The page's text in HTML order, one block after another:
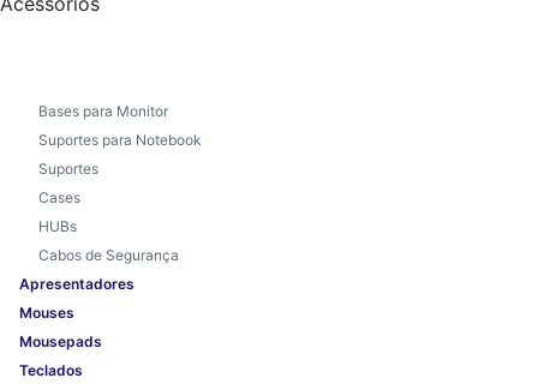
Bases para Monitor
Suportes para Notebook
Suportes
Cases
HUBs
Cabos de Segurança
Apresentadores
Mouses
Mousepads
Teclados